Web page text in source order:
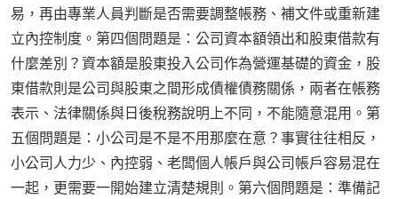
易，再由專業人員判斷是否需要調整帳務、補文件或重新建
立內控制度。第四個問題是：公司資本額領出和股東借款有
什麼差別？資本額是股東投入公司作為營運基礎的資金，股
東借款則是公司與股東之間形成債權債務關係，兩者在帳務
表示、法律關係與日後稅務說明上不同，不能隨意混用。第
五個問題是：小公司是不是不用那麼在意？事實往往相反，
小公司人力少、內控弱、老闆個人帳戶與公司帳戶容易混在
一起，更需要一開始建立清楚規則。第六個問題是：準備記